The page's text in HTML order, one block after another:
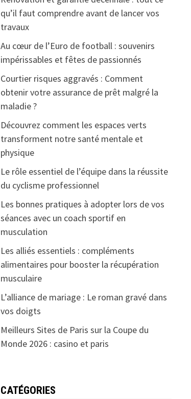
qu’il faut comprendre avant de lancer vos
travaux
Au cœur de l’Euro de football : souvenirs
impérissables et fêtes de passionnés
Courtier risques aggravés : Comment
obtenir votre assurance de prêt malgré la
maladie ?
Découvrez comment les espaces verts
transforment notre santé mentale et
physique
Le rôle essentiel de l’équipe dans la réussite
du cyclisme professionnel
Les bonnes pratiques à adopter lors de vos
séances avec un coach sportif en
musculation
Les alliés essentiels : compléments
alimentaires pour booster la récupération
musculaire
L’alliance de mariage : Le roman gravé dans
vos doigts
Meilleurs Sites de Paris sur la Coupe du
Monde 2026 : casino et paris
CATÉGORIES